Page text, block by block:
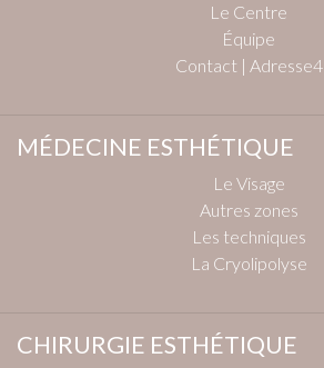
Le Centre
Équipe
Contact | Adresse4
MÉDECINE ESTHÉTIQUE
Le Visage
Autres zones
Les techniques
La Cryolipolyse
CHIRURGIE ESTHÉTIQUE